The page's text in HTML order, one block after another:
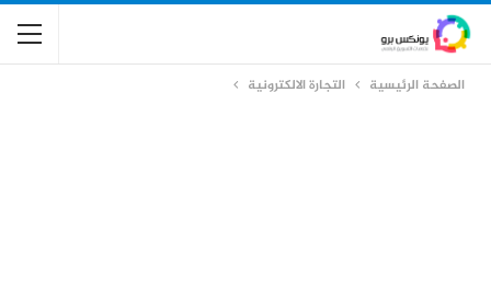
الصفحة الرئيسية التجارة الالكترونية